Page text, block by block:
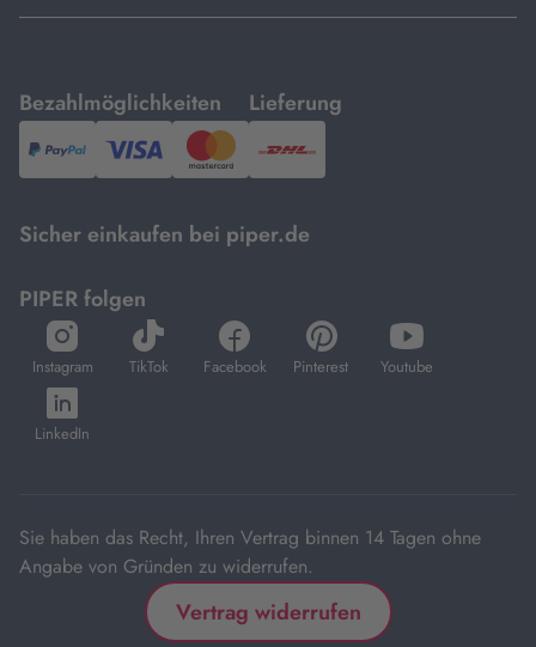
Bezahlmöglichkeiten
mit
PayPal,Visa
und
Lieferung
mit
DHL.
Sicher einkaufen bei piper.de
PIPER folgen
Instagram
öffnet
in
neuem
Tab
TikTok
öffnet
in
Facebook
öffnet
in
Pinterest
öffnet
in
Youtube
öffnet
in
LinkedIn
öffnet
in
Sie haben das Recht, Ihren Vertrag binnen 14 Tagen ohne
Angabe von Gründen zu widerrufen.
Vertrag widerrufen